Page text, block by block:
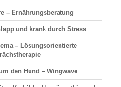
– Ernährungsberatung
und krank durch Stress
– Lösungsorientierte
den Hund – Wingwave